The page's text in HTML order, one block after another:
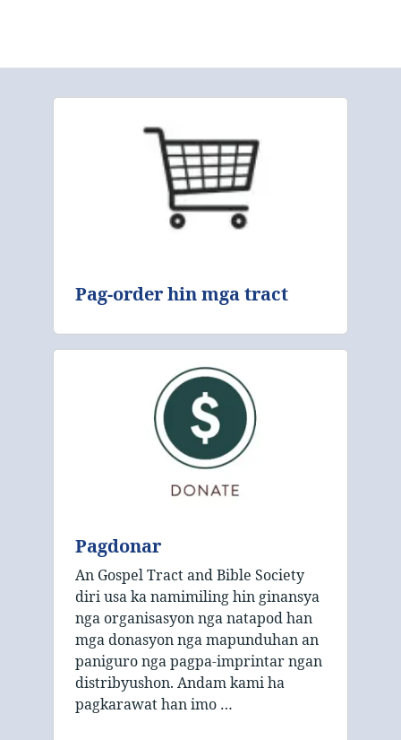
Pag-order hin mga tract
Pagdonar
An Gospel Tract and Bible Society
diri usa ka namimiling hin ginansya
nga organisasyon nga natapod han
mga donasyon nga mapunduhan an
paniguro nga pagpa-imprintar ngan
distribyushon. Andam kami ha
pagkarawat han imo …